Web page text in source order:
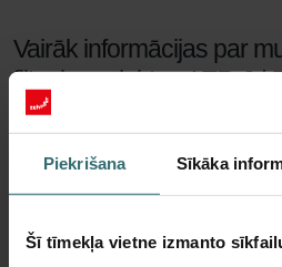
Piekrišana Sīkāka
Šī tīmekļa vietne izmanto
Vairāk informācijas par
filtru komplekts – LTR-3 |
Vai jūs mocāties ar elpošanas
vai tā ir sezonāla (siena drudzis)
citām daļiņām, kas izraisa deguna